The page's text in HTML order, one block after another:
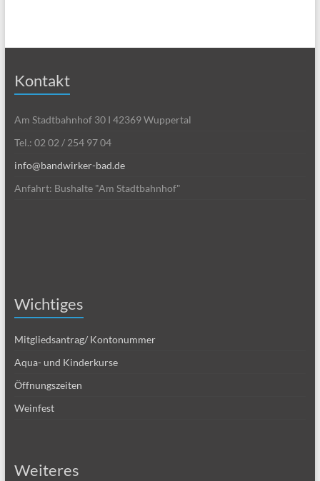
Kontakt
Am Stadtbahnhof 30 I 42369 Wuppertal
Tel.: 02 02 / 254 97 04
info@bandwirker-bad.de
Anfahrt: Bushalte "Am Stadtbahnhof"
Wichtiges
Mitgliedsantrag/ Kontonummer
Aqua- und Kinderkurse
Öffnungszeiten
Weinfest
Weiteres